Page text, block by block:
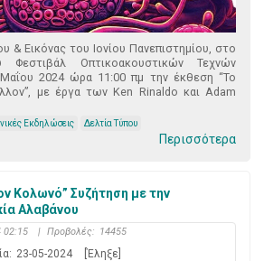
& Εικόνας του Ιονίου Πανεπιστημίου, στο
Οπτικοακουστικών Τεχνών
Μαΐου 2024 ώρα 11:00 πμ την έκθεση “Το
με έργα των Ken Rinaldo και Adam
Εκδηλώσεις Δελτία Τύπου
Περισσότερα
Κολωνό” Συζήτηση με την
Αλαβάνου
02:15 | Προβολές: 14455
23-05-2024 [Έληξε]